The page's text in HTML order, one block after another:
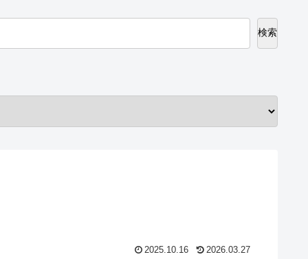
検索
2025.10.16 2026.03.27